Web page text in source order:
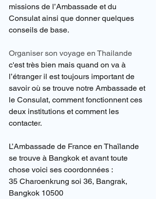
missions de l’Ambassade et du
Consulat ainsi que donner quelques
conseils de base.
Organiser son voyage en Thailande
c'est très bien mais quand on va à
l’étranger il est toujours important de
savoir où se trouve notre Ambassade et
le Consulat, comment fonctionnent ces
deux institutions et comment les
contacter.
L’Ambassade de France en Thaïlande
se trouve à Bangkok et avant toute
chose voici ses coordonnées :
35 Charoenkrung soi 36, Bangrak,
Bangkok 10500